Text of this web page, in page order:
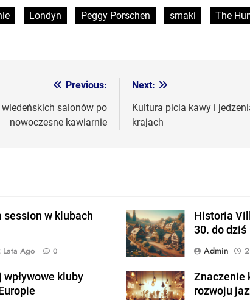
Londyn Peggy Porschen smaki
The
Previous:
salonów po
nowoczesne kawiarnie
Next:
Kultura picia kawy i
krajach
session w klubach
Lata Ago 0
Historia
30. do dziś
Admin
wpływowe kluby
Znaczenie
rozwoju